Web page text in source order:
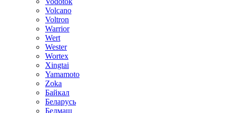
Volcano
Voltron
Warrior
Wert
Wester
Wortex
Xingtai
Yamamoto
Zoka
Байкал
Беларусь
Белмаш